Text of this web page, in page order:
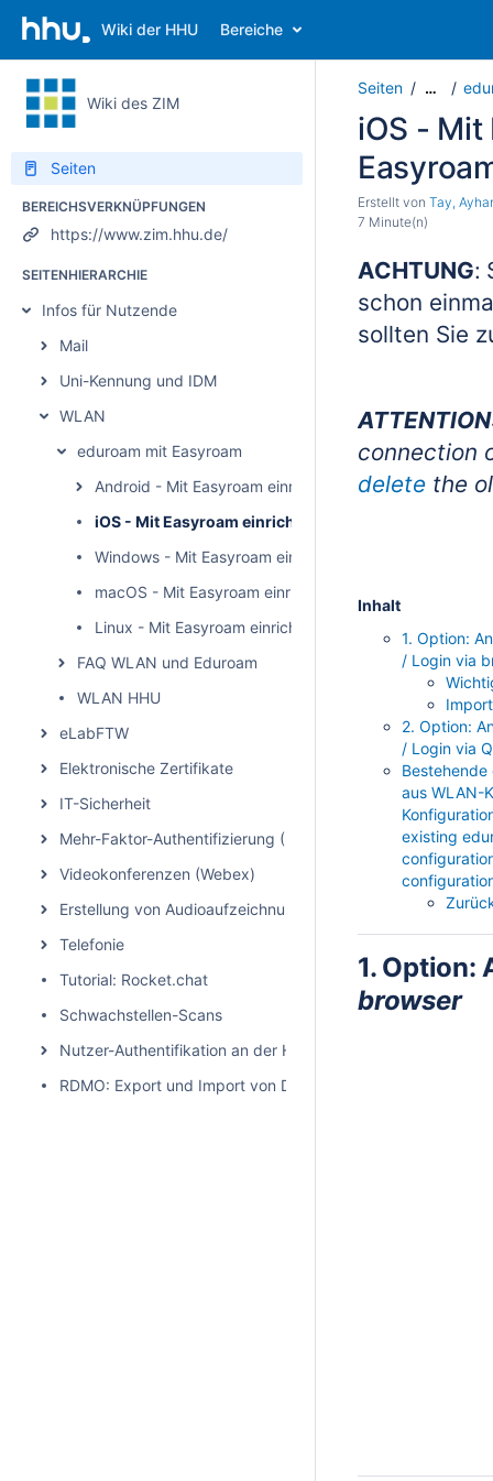
Wiki der HHU Bereiche
Wiki des ZIM
Seiten
BEREICHSVERKNÜPFUNGEN
https://www.zim.hhu.de/
SEITENHIERARCHIE
Infos für Nutzende
Mail
Uni-Kennung und IDM
WLAN
eduroam mit Easyroam
Android - Mit Easyroam einrichten / Set up with
iOS - Mit Easyroam einrichten / Set up with Easyroam
Windows - Mit Easyroam einrichten / Set up with
macOS - Mit Easyroam einrichten / Set up with
Linux - Mit Easyroam einrichten / Set up with Easyroam
FAQ WLAN und Eduroam
WLAN HHU
eLabFTW
Elektronische Zertifikate
IT-Sicherheit
Mehr-Faktor-Authentifizierung (MFA)
Videokonferenzen (Webex)
Erstellung von Audioaufzeichnungen/Podcasts
Telefonie
Tutorial: Rocket.chat
Schwachstellen-Scans
Nutzer-Authentifikation an der HHU
RDMO: Export und Import von Datenmanagementplänen
Seiten …
iOS -
Erstellt von Tay,
7 Minute(n)
ACHTUNG:
schon
sollten Sie
ATTENTION
connection
delete the
Inhalt
1. Option:
/ Login via
2. Option:
/ Login via
aus WLAN-
existing
1. Option:
browser